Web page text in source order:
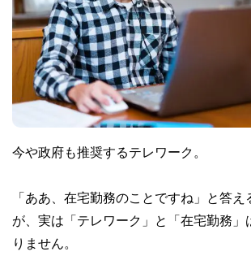
今や政府も推奨するテレワーク。
「ああ、在宅勤務のことですね」と答え
が、実は「テレワーク」と「在宅勤務」
りません。